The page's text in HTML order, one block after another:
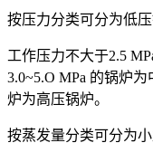
按压力分类可分为低
工作压力不大于2.5
3.0~5.O MPa 的锅炉
炉为高压锅炉。
按蒸发量分类可分为